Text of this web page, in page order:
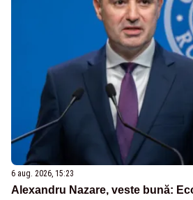
6 aug. 2026, 15:23
Alexandru Nazare, veste bună: